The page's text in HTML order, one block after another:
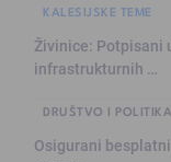
KALESIJSKE TEME
Živinice: Potpisani
infrastrukturnih …
DRUŠTVO I POLITIKA
Osigurani